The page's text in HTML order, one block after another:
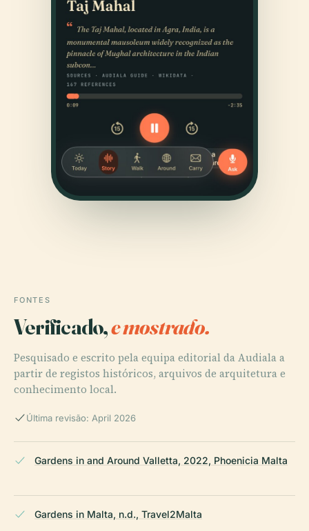
FONTES
Verificado,e mostrado.
Pesquisado e escrito pela equipa editorial da Audiala a
partir de registos históricos, arquivos de arquitetura e
conhecimento local.
Última revisão: April 2026
Gardens in and Around Valletta, 2022, Phoenicia Malta
Gardens in Malta, n.d., Travel2Malta